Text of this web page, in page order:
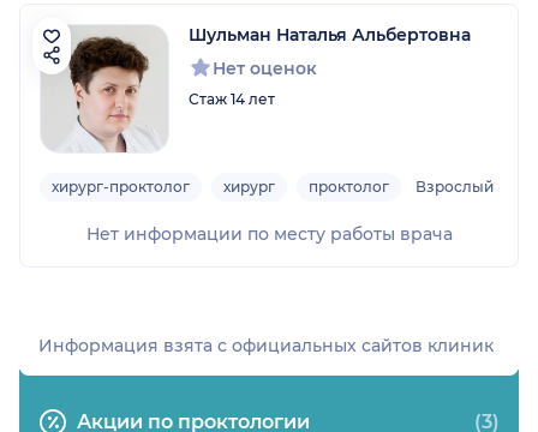
Шульман Наталья Альбертовна
Нет оценок
Стаж 14 лет
хирург-проктолог хирург проктолог Взрослый
Нет информации по месту работы врача
Акции по проктологии (3)
Информация взята c официальных сайтов клиник